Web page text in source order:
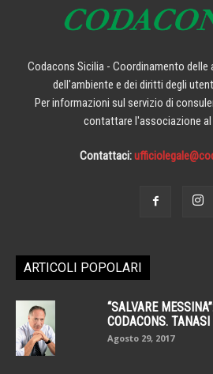
Codacons Sicilia - Coordinamento
dell'ambiente e dei diritti degli
Per informazioni sul servizio di
contattare l'associazione al
Contattaci:
ARTICOLI POPOLARI
“SALVARE
CODACONS.
Agosto 29, 2017